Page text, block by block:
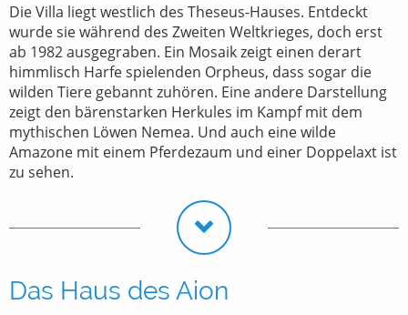
Die Villa liegt westlich des Theseus-Hauses. Entdeckt
wurde sie während des Zweiten Weltkrieges, doch erst
ab 1982 ausgegraben. Ein Mosaik zeigt einen derart
himmlisch Harfe spielenden Orpheus, dass sogar die
wilden Tiere gebannt zuhören. Eine andere Darstellung
zeigt den bärenstarken Herkules im Kampf mit dem
mythischen Löwen Nemea. Und auch eine wilde
Amazone mit einem Pferdezaum und einer Doppelaxt ist
zu sehen.
Das Haus des Aion